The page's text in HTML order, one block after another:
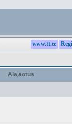
www.tt.ee
Alajaotus